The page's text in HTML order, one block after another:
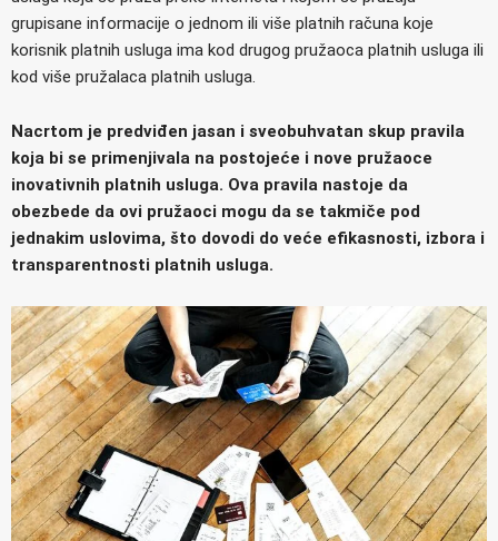
grupisane informacije o jednom ili više platnih računa koje
korisnik platnih usluga ima kod drugog pružaoca platnih usluga ili
kod više pružalaca platnih usluga.
Nacrtom je predviđen jasan i sveobuhvatan skup pravila
koja bi se primenjivala na postojeće i nove pružaoce
inovativnih platnih usluga. Ova pravila nastoje da
obezbede da ovi pružaoci mogu da se takmiče pod
jednakim uslovima, što dovodi do veće efikasnosti, izbora i
transparentnosti platnih usluga.